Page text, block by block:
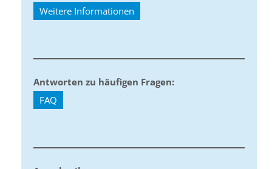
Weitere Informationen
Antworten zu häufigen Fragen:
FAQ